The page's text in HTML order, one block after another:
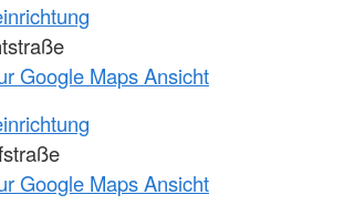
Google Maps Ansicht
Google Maps Ansicht